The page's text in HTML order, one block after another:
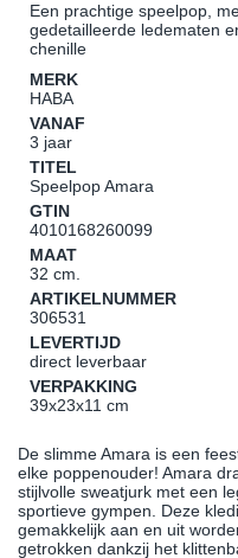
Een prachtige speelpop,
gedetailleerde ledematen
chenille
MERK
HABA
VANAF
3 jaar
TITEL
Speelpop Amara
GTIN
4010168260099
MAAT
32 cm.
ARTIKELNUMMER
306531
LEVERTIJD
direct leverbaar
VERPAKKING
39x23x11 cm
De slimme Amara is een
elke poppenouder! Amara
stijlvolle sweatjurk met een
sportieve gympen. Deze
gemakkelijk aan en uit
getrokken dankzij het